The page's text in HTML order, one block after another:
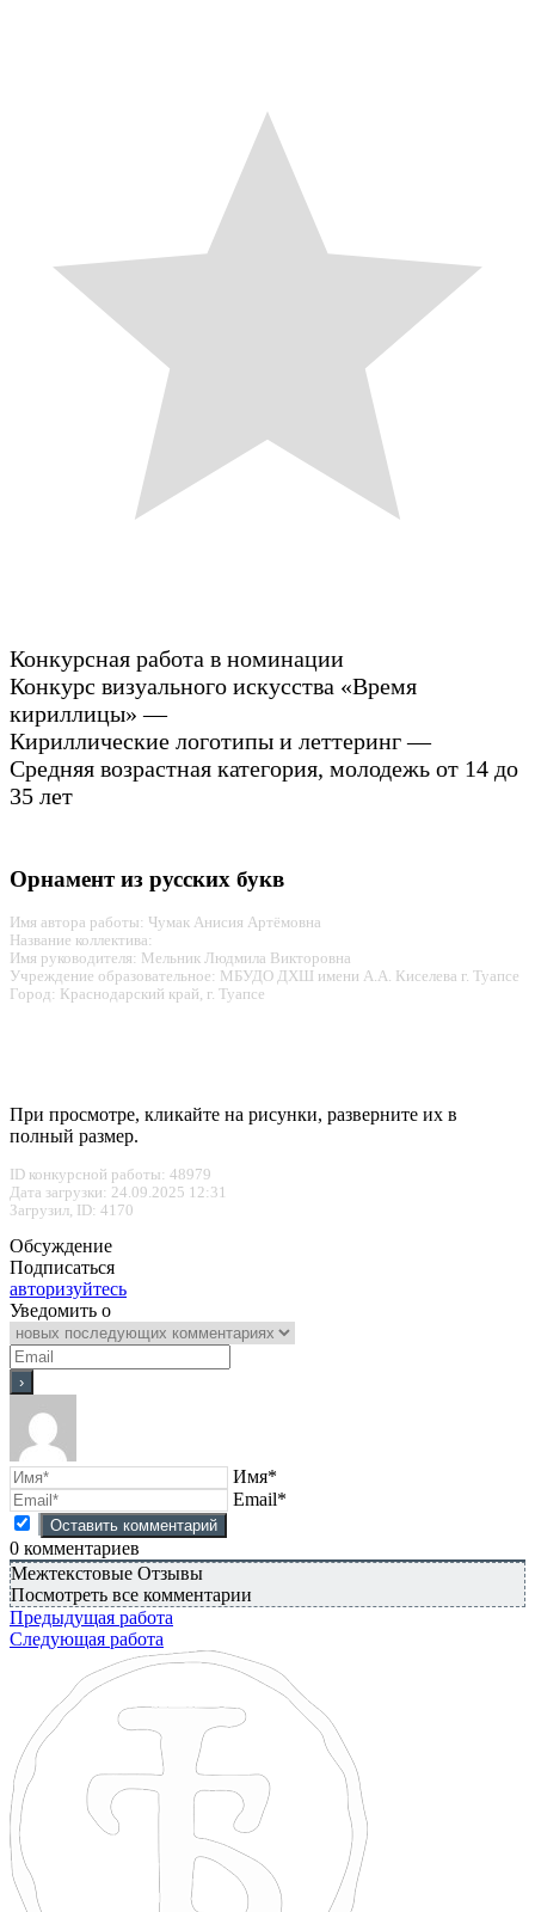
Конкурсная работа в номинации
Конкурс визуального искусства «Время
кириллицы» —
Кириллические логотипы и леттеринг —
Средняя возрастная категория, молодежь от 14 до
35 лет
Орнамент из русских букв
Имя автора работы: Чумак Анисия Артёмовна
Название коллектива:
Имя руководителя: Мельник Людмила Викторовна
Учреждение образовательное: МБУДО ДХШ имени А.А. Киселева г. Туапсе
Город: Краснодарский край, г. Туапсе
При просмотре, кликайте на рисунки, разверните их в
полный размер.
ID конкурсной работы: 48979
Дата загрузки: 24.09.2025 12:31
Загрузил, ID: 4170
Обсуждение
Подписаться
авторизуйтесь
Уведомить о
Имя*
Email*
0 комментариев
Межтекстовые Отзывы
Посмотреть все комментарии
Предыдущая работа
Следующая работа